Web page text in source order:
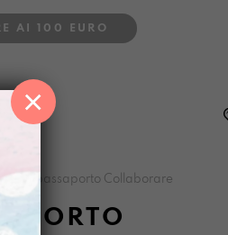
AI 100 EURO
Porta passaporto Collaborare
×